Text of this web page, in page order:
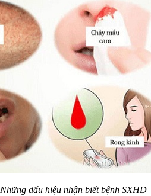
Những dấu hiệu nhận biết bệnh SXHD